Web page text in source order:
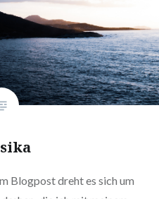
Blogpost dreht es sich um